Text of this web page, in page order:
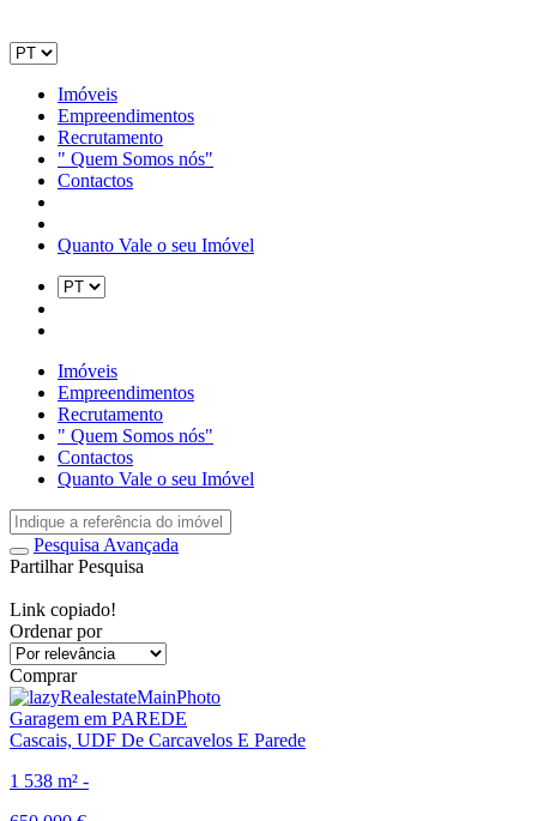
Imóveis
Empreendimentos
Recrutamento
" Quem Somos nós"
Contactos
Quanto Vale o seu Imóvel
Imóveis
Empreendimentos
Recrutamento
" Quem Somos nós"
Contactos
Quanto Vale o seu Imóvel
Pesquisa Avançada
Partilhar Pesquisa
Link copiado!
Ordenar por
realestateOrder
Comprar
Garagem em PAREDE
Cascais, UDF De Carcavelos E Parede
1 538 m² -